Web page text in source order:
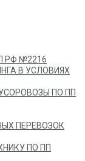
РФ №2216
В УСЛОВИЯХ
ПО ПП
ПЕРЕВОЗОК
ПО ПП